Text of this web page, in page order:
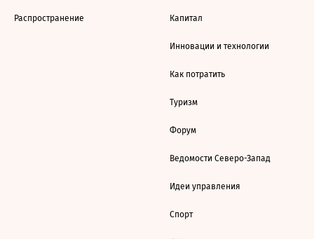
Распространение Капитал
Инновации и технологии
Как потратить
Туризм
Форум
Ведомости Северо-Запад
Идеи управления
Спорт